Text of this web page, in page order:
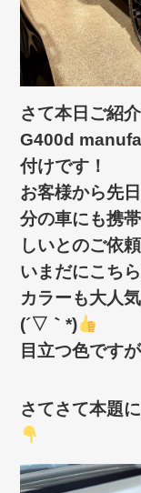
さて本日ご紹
G400d
付けです！
お客様から先
分の車にも携
しいとのご依
いまだにこち
カラーも大人
(´▽｀*)
目立つ色です
さてさて本題